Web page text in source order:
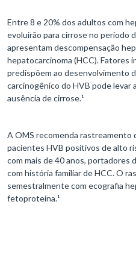
Entre 8 e 20% dos adultos com
evoluirão para cirrose no período
apresentam descompensação
hepatocarcinoma (HCC). Fatores
predispõem ao desenvolvimento
carcinogênico do HVB pode levar
ausência de cirrose.¹
A OMS recomenda rastreamento
pacientes HVB positivos de alto
com mais de 40 anos, portadores
com história familiar de HCC. O
semestralmente com ecografia
fetoproteína.¹